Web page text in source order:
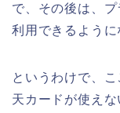
で、その後は、
利用できるように
というわけで、
天カードが使え